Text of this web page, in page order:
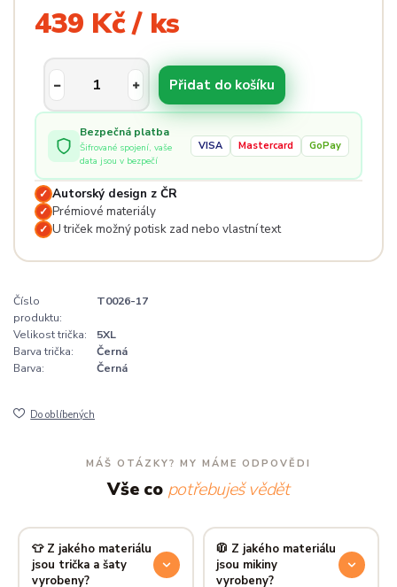
439 Kč / ks
Přidat do košíku
Bezpečná platba
Šifrované spojení, vaše
data jsou v bezpečí
VISA Mastercard GoPay
✓ Autorský design z ČR
✓ Prémiové materiály
✓ U triček možný potisk zad nebo vlastní text
Číslo
produktu:
T0026-17
Velikost trička:
5XL
Barva trička:
Černá
Barva:
Černá
Do oblíbených
MÁŠ OTÁZKY? MY MÁME ODPOVĚDI
Vše co potřebuješ vědět
👕 Z jakého materiálu
jsou trička a šaty
vyrobeny?
🧥 Z jakého materiálu
jsou mikiny
vyrobeny?